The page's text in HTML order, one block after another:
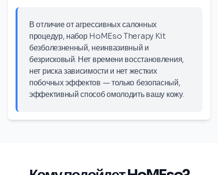
В отличие от агрессивных салонных
процедур, набор HoMEso Therapy Kit
безболезненный, неинвазивный и
безрисковый. Нет времени восстановления,
нет риска зависимости и нет жестких
побочных эффектов — только безопасный,
эффективный способ омолодить вашу кожу.